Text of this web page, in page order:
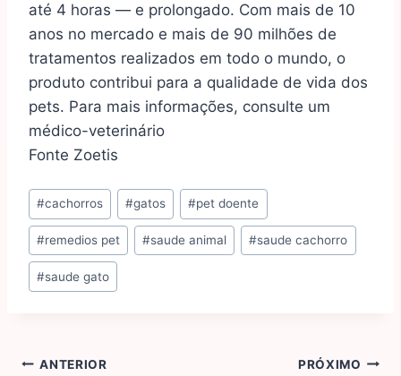
até 4 horas — e prolongado. Com mais de 10
anos no mercado e mais de 90 milhões de
tratamentos realizados em todo o mundo, o
produto contribui para a qualidade de vida dos
pets. Para mais informações, consulte um
médico-veterinário
Fonte Zoetis
#cachorros #gatos #pet doente
#remedios pet #saude animal #saude cachorro
#saude gato
ANTERIOR PRÓXIMO